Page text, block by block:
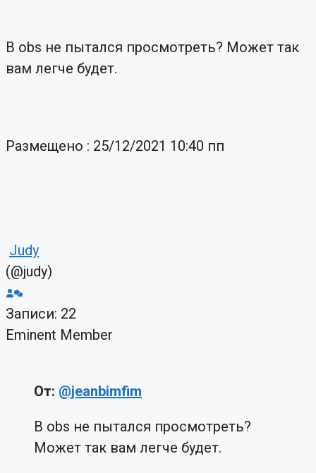
В obs не пытался просмотреть? Может так
вам легче будет.
Размещено : 25/12/2021 10:40 пп
Judy
(@judy)
Записи: 22
Eminent Member
От: @jeanbimfim
В obs не пытался просмотреть?
Может так вам легче будет.